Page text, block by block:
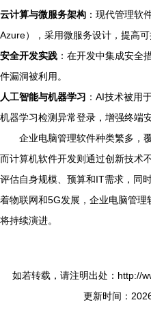
云计算与微服务架构 ：现代管理软
Azure），采用微服务设计，提高可
安全开发实践 ：在开发中集成安全
件漏洞被利用。
人工智能与机器学习 ：AI技术被用
机器学习检测异常登录，增强终端安
企业电脑管理软件种类繁多，
而计算机软件开发则通过创新技术
评估自身规模、预算和IT需求，同
着物联网和5G发展，企业电脑管
将持续演进。
如若转载，请注明出处：http://
更新时间：